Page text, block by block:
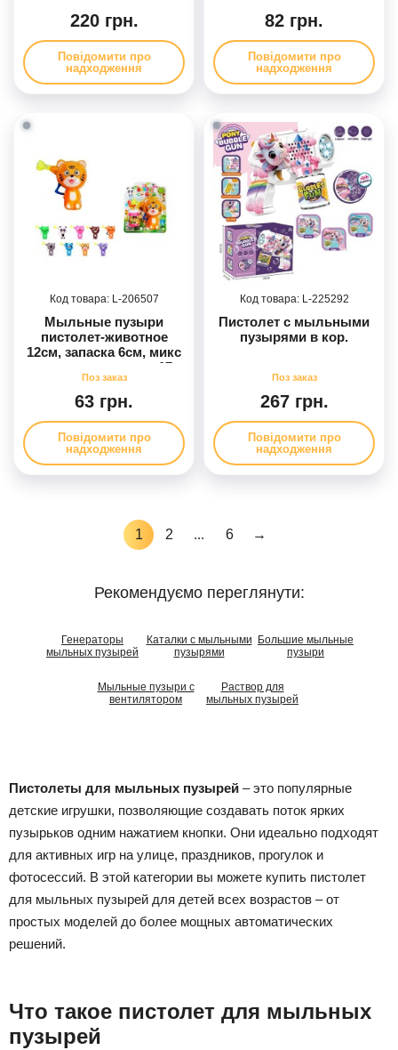
220 грн.
Повідомити про
надходження
жидкостью, на листьях
82 грн.
Повідомити про
надходження
206507
Мыльные пузыри
пистолет-животное
12см, запаска 6см, микс
видов, на листьях, 17-
20,5-5см
63 грн.
Повідомити про
надходження
225292
Пистолет с мыльными
пузырями в кор.
267 грн.
Повідомити про
надходження
1 2 ... 6 →
Рекомендуємо переглянути:
Генераторы
мыльных пузырей
Каталки с мыльными
пузырями
Большие мыльные
пузыри
Мыльные пузыри с
вентилятором
Раствор для
мыльных пузырей
Пистолеты для мыльных пузырей – это популярные
детские игрушки, позволяющие создавать поток ярких
пузырьков одним нажатием кнопки. Они идеально подходят
для активных игр на улице, праздников, прогулок и
фотосессий. В этой категории вы можете купить пистолет
для мыльных пузырей для детей всех возрастов – от
простых моделей до более мощных автоматических
решений.
Что такое пистолет для мыльных
пузырей